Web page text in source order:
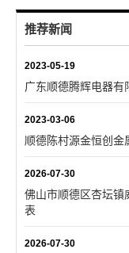
推荐新闻
2023-05-19
广东顺德腾辉电器有
2023-03-06
顺德陈村源金恒创
2026-07-30
佛山市顺德区杏坛镇
表
2026-07-30